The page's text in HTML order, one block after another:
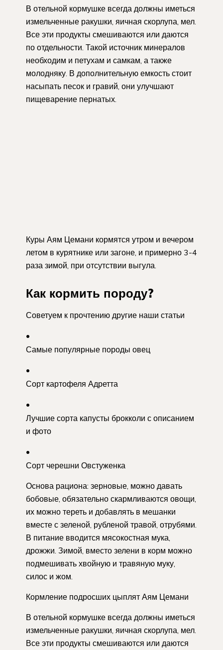
В отельной кормушке всегда должны иметься
измельченные ракушки, яичная скорлупа, мел.
Все эти продукты смешиваются или даются
по отдельности. Такой источник минералов
необходим и петухам и самкам, а также
молодняку. В дополнительную емкость стоит
насыпать песок и гравий, они улучшают
пищеварение пернатых.
Куры Аям Цемани кормятся утром и вечером
летом в курятнике или загоне, и примерно 3-4
раза зимой, при отсутствии выгула.
Как кормить породу?
Советуем к прочтению другие наши статьи
Самые популярные породы овец
Сорт картофеля Адретта
Лучшие сорта капусты брокколи с описанием
и фото
Сорт черешни Овстуженка
Основа рациона: зерновые, можно давать
бобовые, обязательно скармливаются овощи,
их можно тереть и добавлять в мешанки
вместе с зеленой, рубленой травой, отрубями.
В питание вводится мясокостная мука,
дрожжи. Зимой, вместо зелени в корм можно
подмешивать хвойную и травяную муку,
силос и жом.
Кормление подросших цыплят Аям Цемани
В отельной кормушке всегда должны иметься
измельченные ракушки, яичная скорлупа, мел.
Все эти продукты смешиваются или даются